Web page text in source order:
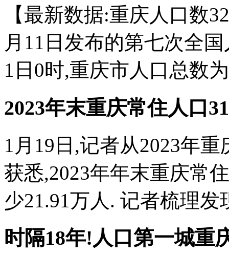
【最新数据:重庆人口数
月11日发布的第七次全
1日0时,重庆市人口总数
2023年末重庆常住人口
1月19日,记者从2023年
获悉,2023年年末重庆常
少21.91万人. 记者梳理发
时隔18年!人口第一城重